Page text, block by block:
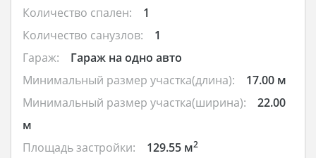
Количество спален:
1
Количество санузлов:
1
Гараж:
Гараж на одно авто
Минимальный размер участка(длина):
17.00 м
Минимальный размер участка(ширина):
22.00
м
Площадь застройки:
129.55 м2